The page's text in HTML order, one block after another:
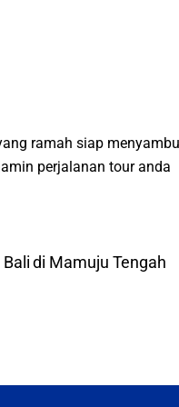
ramah siap
perjalanan tour anda
di Mamuju Tengah